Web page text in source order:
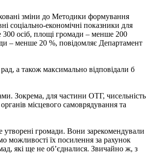
зміни до Методики формування
соціально-економічні показники для
300 осіб, площі громади – менше 200
– менше 20 %, повідомляє Департамент
а також максимально відповідали б
Зокрема, для частини ОТГ, чисельність
місцевого самоврядування та
громади. Вони зарекомендували
можливості їх посилення за рахунок
які ще не об’єдналися. Звичайно ж, з